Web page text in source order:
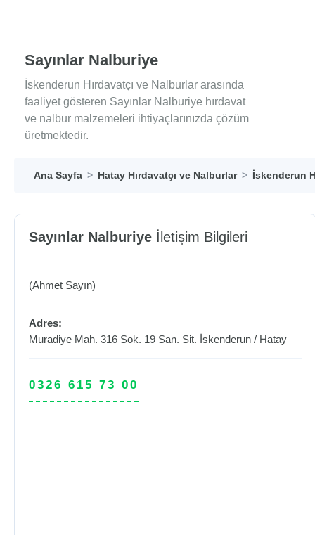
Sayınlar Nalburiye
İskenderun Hırdavatçı ve Nalburlar arasında
faaliyet gösteren Sayınlar Nalburiye hırdavat
ve nalbur malzemeleri ihtiyaçlarınızda çözüm
üretmektedir.
Ana Sayfa Hatay Hırdavatçı ve Nalburlar İskenderun
Sayınlar Nalburiye İletişim Bilgileri
(Ahmet Sayın)
Adres:
Muradiye Mah. 316 Sok. 19 San. Sit. İskenderun / Hatay
0326 615 73 00